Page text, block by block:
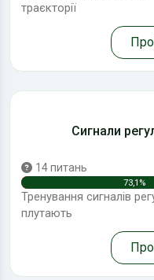
траєкторії
Сигнали
14 питань
73,1%
Тренування сигналів
плутають